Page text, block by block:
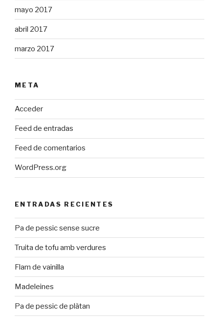
mayo 2017
abril 2017
marzo 2017
META
Acceder
Feed de entradas
Feed de comentarios
WordPress.org
ENTRADAS RECIENTES
Pa de pessic sense sucre
Truita de tofu amb verdures
Flam de vainilla
Madeleines
Pa de pessic de plàtan